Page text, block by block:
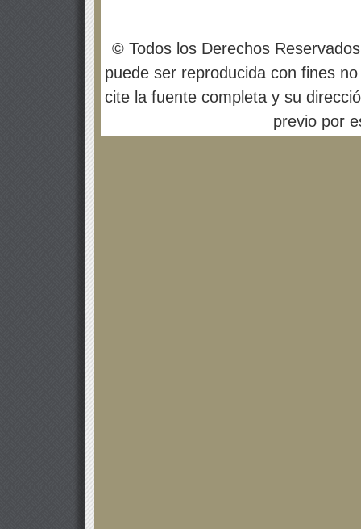
© Todos los Derechos
puede ser reproducida con fines
cite la fuente completa y su
previo por